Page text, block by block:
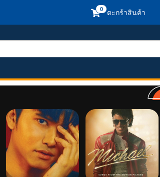
ตะกร้าสินค้า